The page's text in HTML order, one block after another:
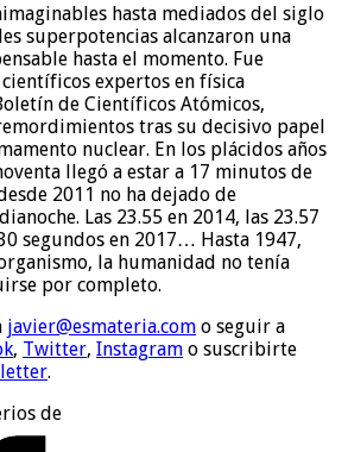
hasta mediados del siglo
superpotencias alcanzaron una
hasta el momento. Fue
expertos en física
de Científicos Atómicos,
tras su decisivo papel
nuclear. En los plácidos años
llegó a estar a 17 minutos de
2011 no ha dejado de
Las 23.55 en 2014, las 23.57
segundos en 2017… Hasta 1947,
la humanidad no tenía
por completo.
javier@esmateria.com o seguir a
, Twitter, Instagram o suscribirte
.
de